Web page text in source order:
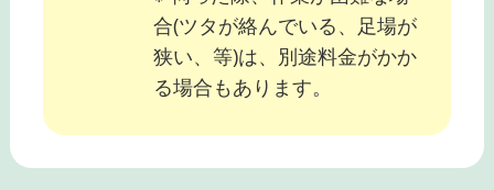
合(ツタが絡んでいる、足場が
狭い、等)は、別途料金がかか
る場合もあります。